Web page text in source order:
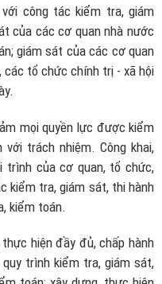
công tác kiểm tra, giám
của các cơ quan nhà nước
giám sát của các cơ quan
tổ chức chính trị - xã hội
mọi quyền lực được kiểm
trách nhiệm. Công khai,
trình của cơ quan, tổ chức,
kiểm tra, giám sát, thi hành
kiểm toán.
hiện đầy đủ, chấp hành
trình kiểm tra, giám sát,